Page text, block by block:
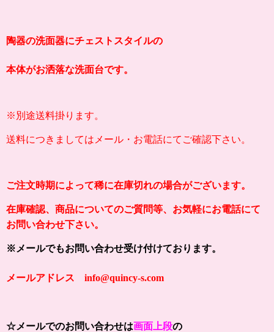
陶器の洗面器にチェストスタイルの
本体がお洒落な洗面台です。
※別途送料掛ります。
送料につきましてはメール・お電話にてご確認下さい。
ご注文時期によって稀に在庫切れの場合がございます。
在庫確認、商品についてのご質問等、お気軽にお電話にて
お問い合わせ下さい。
※メールでもお問い合わせ受け付けております。
メールアドレス info@quincy-s.com
☆メールでのお問い合わせは画面上段の